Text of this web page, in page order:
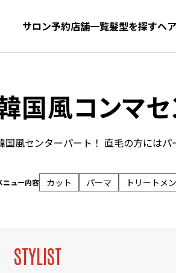
サロン予約店舗一覧髪型を探すヘ
国風コンマ
国風センターパート！ 直毛の方にはパ
ニュー内容 カット パーマ トリートメ
STYLIST